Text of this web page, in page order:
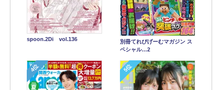
spoon.2Di vol.136
別冊てれびげーむマガジン ス
ペシャル…2
4位 5位